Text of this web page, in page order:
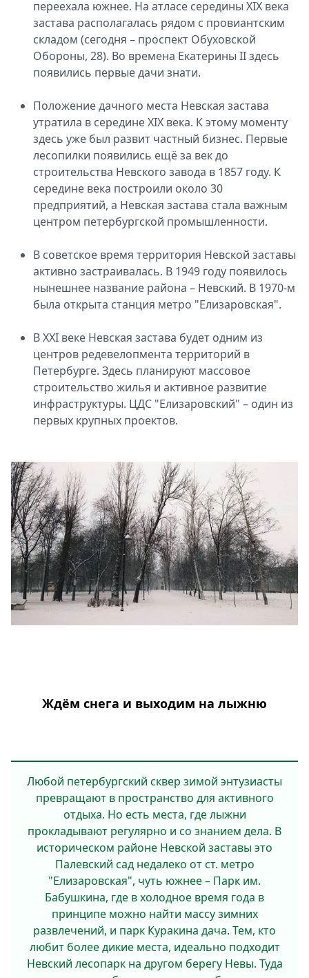
переехала южнее. На атласе середины XIX века
застава располагалась рядом с провиантским
складом (сегодня – проспект Обуховской
Обороны, 28). Во времена Екатерины II здесь
появились первые дачи знати.
Положение дачного места Невская застава
утратила в середине XIX века. К этому моменту
здесь уже был развит частный бизнес. Первые
лесопилки появились ещё за век до
строительства Невского завода в 1857 году. К
середине века построили около 30
предприятий, а Невская застава стала важным
центром петербургской промышленности.
В советское время территория Невской заставы
активно застраивалась. В 1949 году появилось
нынешнее название района – Невский. В 1970-м
была открыта станция метро "Елизаровская".
В XXI веке Невская застава будет одним из
центров редевелопмента территорий в
Петербурге. Здесь планируют массовое
строительство жилья и активное развитие
инфраструктуры. ЦДС "Елизаровский" – один из
первых крупных проектов.
Ждём снега и выходим на лыжню
Любой петербургский сквер зимой энтузиасты
превращают в пространство для активного
отдыха. Но есть места, где лыжни
прокладывают регулярно и со знанием дела. В
историческом районе Невской заставы это
Палевский сад недалеко от ст. метро
"Елизаровская", чуть южнее – Парк им.
Бабушкина, где в холодное время года в
принципе можно найти массу зимних
развлечений, и парк Куракина дача. Тем, кто
любит более дикие места, идеально подходит
Невский лесопарк на другом берегу Невы. Туда